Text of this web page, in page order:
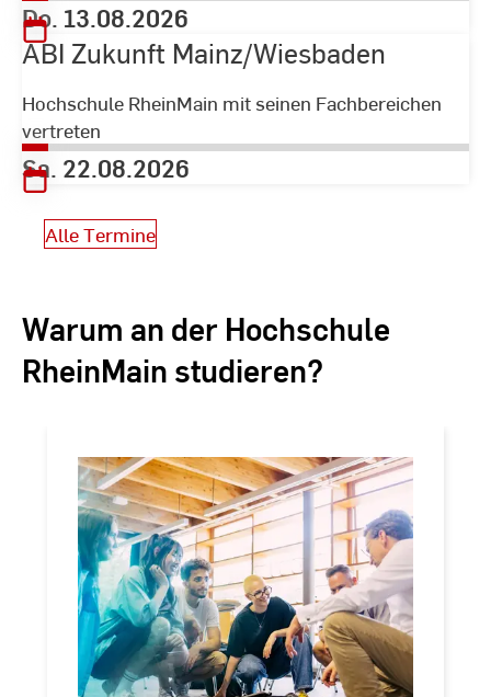
Do. 13.08.2026
ABI Zukunft Mainz/Wiesbaden
Hochschule RheinMain mit seinen Fachbereichen
vertreten
Sa. 22.08.2026
Alle Termine
Warum an der Hochschule
RheinMain studieren?